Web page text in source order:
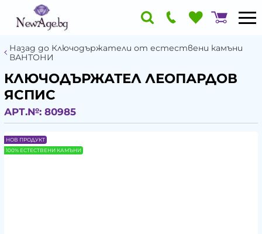
Назад до Ключодържатели от естествени камъни
ВАНТОНИ
КЛЮЧОДЪРЖАТЕЛ ЛЕОПАРДОВ
ЯСПИС
АРТ.№: 80985
НОВ ПРОДУКТ
100% ЕСТЕСТВЕНИ КАМЪНИ